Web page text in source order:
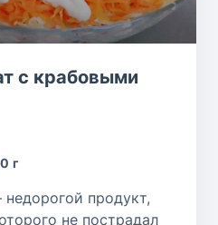
с крабовыми
г
продукт,
не пострадал